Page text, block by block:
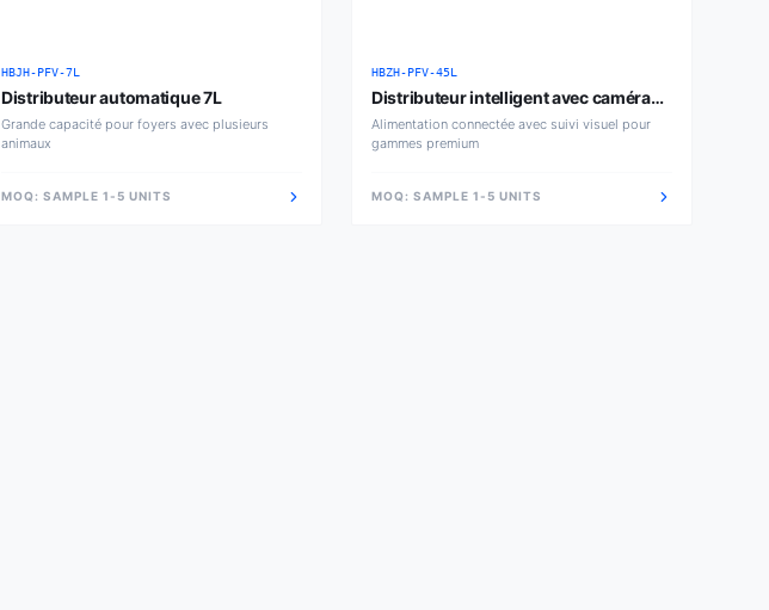
HBJH-PFV-7L
Distributeur automatique 7L
Grande capacité pour foyers avec plusieurs
animaux
MOQ: SAMPLE 1-5 UNITS
HBZH-PFV-45L
Distributeur intelligent avec caméra
45L
Alimentation connectée avec suivi visuel pour
gammes premium
MOQ: SAMPLE 1-5 UNITS